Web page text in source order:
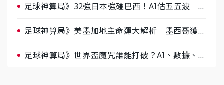
足球神算局》32強日本強碰巴西！AI估五五波 牛
足球神算局》美墨加地主命運大解析 墨西哥獲數
足球神算局》世界盃魔咒誰能打破？AI、數據、塔